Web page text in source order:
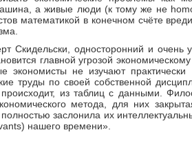
а живые люди (к тому же не
математикой в конечном счёте
Скидельски, односторонний и очень
главной угрозой
экономисты не изучают
труды по своей собственной
из таблиц с данными.
метода, для них
заслонила их
нашего времени».